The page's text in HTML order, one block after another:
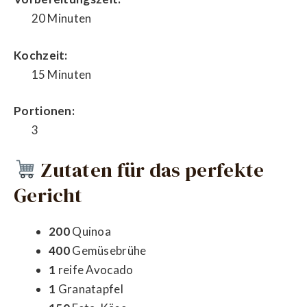
20 Minuten
Kochzeit:
15 Minuten
Portionen:
3
Zutaten für das perfekte
Gericht
200Quinoa
400Gemüsebrühe
1 reife Avocado
1 Granatapfel